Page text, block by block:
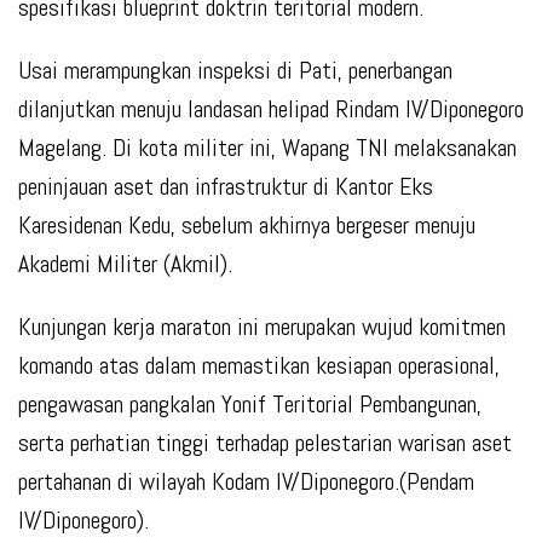
spesifikasi blueprint doktrin teritorial modern.
Usai merampungkan inspeksi di Pati, penerbangan
dilanjutkan menuju landasan helipad Rindam IV/Diponegoro
Magelang. Di kota militer ini, Wapang TNI melaksanakan
peninjauan aset dan infrastruktur di Kantor Eks
Karesidenan Kedu, sebelum akhirnya bergeser menuju
Akademi Militer (Akmil).
Kunjungan kerja maraton ini merupakan wujud komitmen
komando atas dalam memastikan kesiapan operasional,
pengawasan pangkalan Yonif Teritorial Pembangunan,
serta perhatian tinggi terhadap pelestarian warisan aset
pertahanan di wilayah Kodam IV/Diponegoro.(Pendam
IV/Diponegoro).